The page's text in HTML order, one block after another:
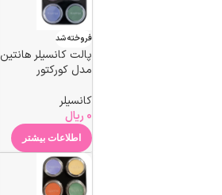
فروخته شد
پالت کانسیلر هانتین
مدل کورکتور
کانسیلر
0 ریال
اطلاعات بیشتر